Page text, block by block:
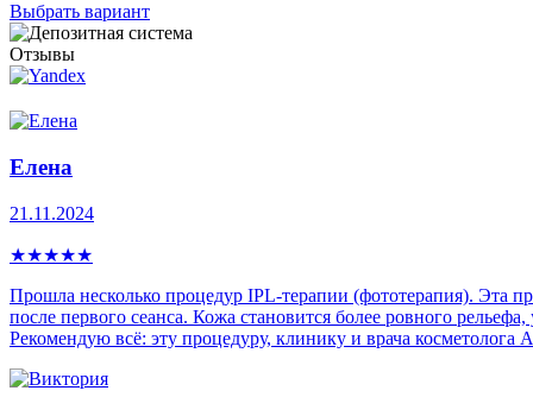
Выбрать вариант
Отзывы
Елена
21.11.2024
★★★★★
Прошла несколько процедур IPL-теpапии (фототерапия). Эта
после первого сеанса. Кожа становится более ровного
Рекомендую всё: эту процедуру, клинику и врача